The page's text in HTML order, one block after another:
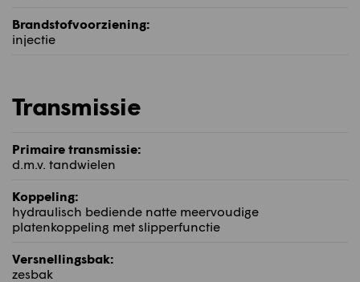
Brandstofvoorziening:
injectie
Transmissie
Primaire transmissie:
d.m.v. tandwielen
Koppeling:
hydraulisch bediende natte meervoudige
platenkoppeling met slipperfunctie
Versnellingsbak:
zesbak